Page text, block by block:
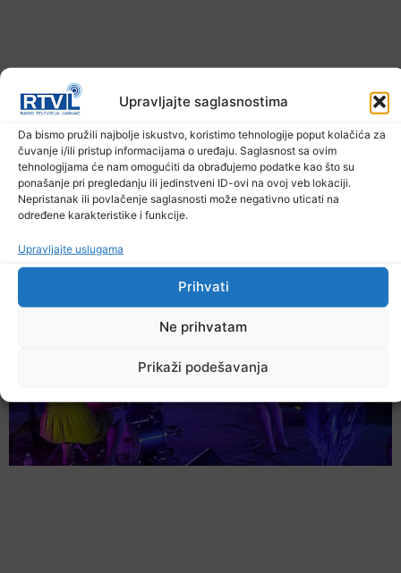
Upravljajte saglasnostima
Da bismo pružili najbolje iskustvo, koristimo tehnologije poput kolačića za
čuvanje i/ili pristup informacijama o uređaju. Saglasnost sa ovim
tehnologijama će nam omogućiti da obrađujemo podatke kao što su
ponašanje pri pregledanju ili jedinstveni ID-ovi na ovoj veb lokaciji.
Nepristanak ili povlačenje saglasnosti može negativno uticati na
određene karakteristike i funkcije.
Upravljajte uslugama
Prihvati
Ne prihvatam
Prikaži podešavanja
U TK povećan broj požara